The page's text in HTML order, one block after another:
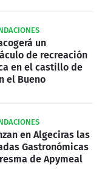
un
de recreación
en el castillo de
el Bueno
en Algeciras las
Gastronómicas
de Apymeal